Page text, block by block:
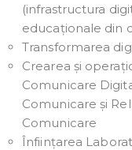
(infrastructura
educaționale din
Transformarea
Crearea și
Comunicare
Comunicare și
Comunicare
Înființarea